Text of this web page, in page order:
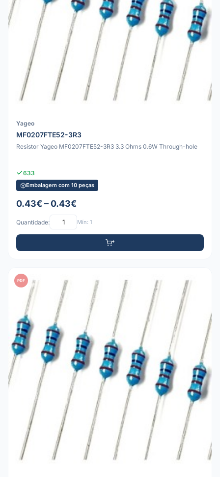
Yageo
MF0207FTE52-3R3
Resistor Yageo MF0207FTE52-3R3 3.3 Ohms 0.6W Through-hole
633
Embalagem com 10 peças
0.43€ – 0.43€
Quantidade: Mín: 1
PDF